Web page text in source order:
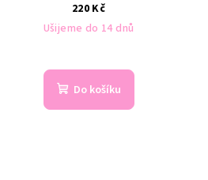
220 Kč
Ušijeme do 14 dnů
Do košíku